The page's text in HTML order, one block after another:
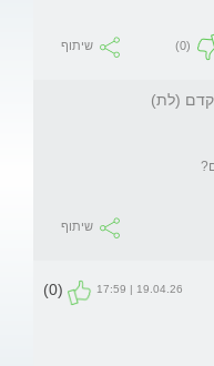
(0) שיתוף
שיתוף
19.04.26 | 17:59
(0)